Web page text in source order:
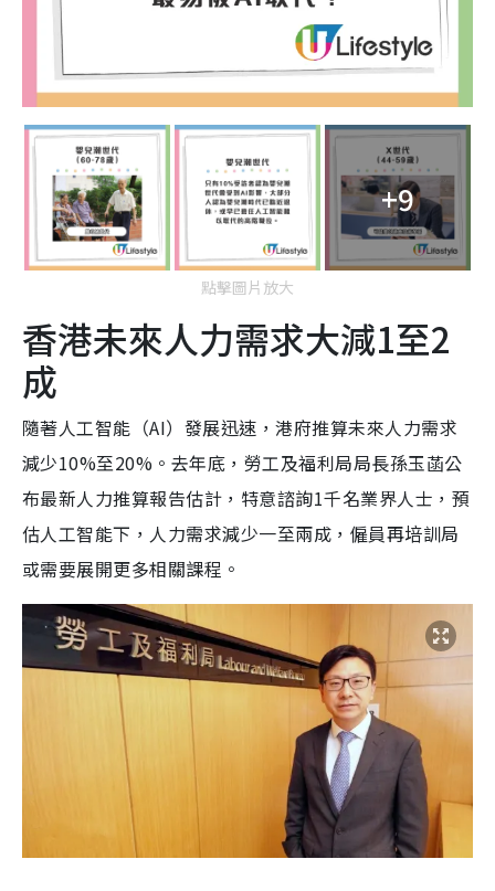
+9
點擊圖片放大
香港未來人力需求大減1至2
成
隨著人工智能（AI）發展迅速，港府推算未來人力需求
減少10%至20%。去年底，勞工及福利局局長孫玉菡公
布最新人力推算報告估計，特意諮詢1千名業界人士，預
估人工智能下，人力需求減少一至兩成，僱員再培訓局
或需要展開更多相關課程。